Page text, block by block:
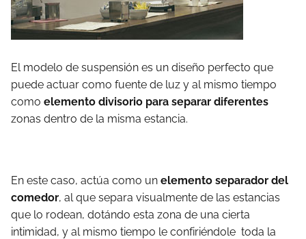
El modelo de suspensión es un diseño perfecto que
puede actuar como fuente de luz y al mismo tiempo
como elemento divisorio para separar diferentes
zonas dentro de la misma estancia.
En este caso, actúa como un elemento separador del
comedor, al que separa visualmente de las estancias
que lo rodean, dotándo esta zona de una cierta
intimidad, y al mismo tiempo le confiriéndole toda la